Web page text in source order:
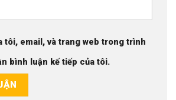
tôi, email, và trang web trong trình
bình luận kế tiếp của tôi.